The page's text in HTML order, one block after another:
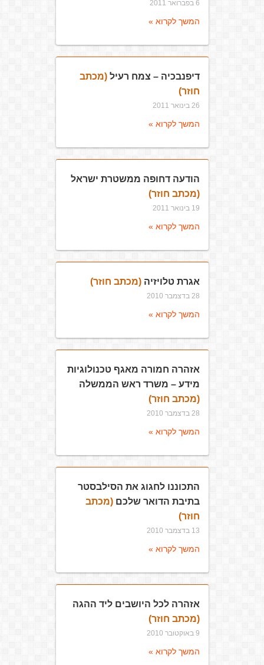
6 בפברואר 2011
המשך לקרוא »
דיפנבכיה – צמח רעיל(מכתב
חוזר)
26 בינואר 2011
המשך לקרוא »
הודעה דחופה ממשטרת ישראל
(מכתב חוזר)
19 בינואר 2011
המשך לקרוא »
אגרת טלויזיה(מכתב חוזר)
28 בדצמבר 2010
המשך לקרוא »
אזהרה חמורה מאגף טכנולוגיות
מידע – משרד ראש הממשלה
(מכתב חוזר)
28 בדצמבר 2010
המשך לקרוא »
התכוננו לחגוג את הסילבסטר
בתיבת הדואר שלכם(מכתב
חוזר)
13 בדצמבר 2010
המשך לקרוא »
אזהרה לכל היושבים ליד ההגה
(מכתב חוזר)
9 באוקטובר 2010
המשך לקרוא »